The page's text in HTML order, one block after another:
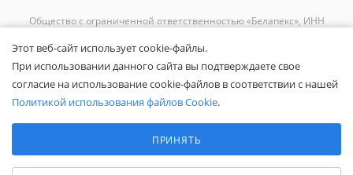
Общество с ограниченной ответственностью «Белапекс», ИНН
Обращаем ваше внимание, что вся представленная на сайте
информация носит исключительно информационный характер и не
является публичной офертой.
Вы принимаете условияполитики
сайте Белапекс.ру.
Этот веб-сайт использует cookie-файлы.
При использовании данного сайта вы подтверждаете свое
согласие на использование cookie-файлов в соответствии с нашей
Политикой использования файлов Cookie.
Аналитические/Функциональные
ПРИНЯТЬ